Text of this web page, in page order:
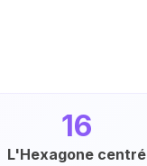
16
L'Hexagone centré